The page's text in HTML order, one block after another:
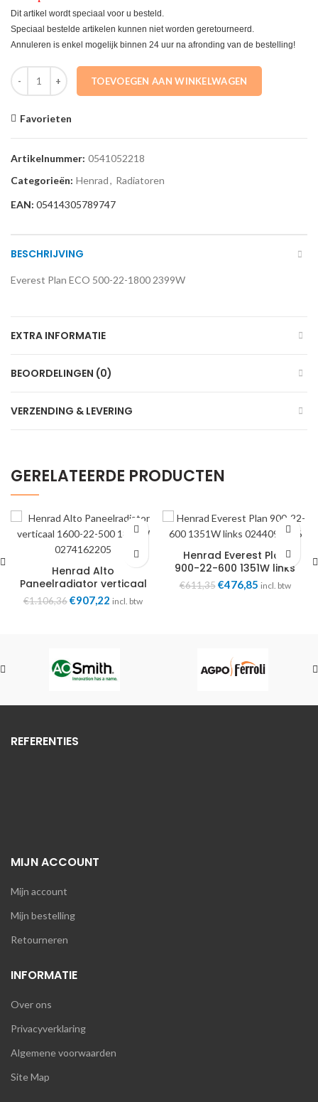
Dit artikel wordt speciaal voor u besteld.
Speciaal bestelde artikelen kunnen niet worden geretourneerd.
Annuleren is enkel mogelijk binnen 24 uur na afronding van de bestelling!
Henrad Everest Plan ECO 500-22-1800 2399W 0541052218 aantal
TOEVOEGEN AAN WINKELWAGEN
Favorieten
Artikelnummer: 0541052218
Categorieën: Henrad, Radiatoren
EAN: 05414305789747
BESCHRIJVING
Everest Plan ECO 500-22-1800 2399W
EXTRA INFORMATIE
BEOORDELINGEN (0)
VERZENDING & LEVERING
GERELATEERDE PRODUCTEN
Henrad Alto
Paneelradiator verticaal
1800-22-600 2376W
0274182206
€1.106,36Oorspronkelijke
€907,22 Huidige
incl. btw
Henrad Everest Plan
900-22-600 1351W links
0244092206
€611,35 Oorspronkelijke
€476,85Huidige
incl. btw
REFERENTIES
MIJN ACCOUNT
Mijn account
Mijn bestelling
Retourneren
INFORMATIE
Over ons
Privacyverklaring
Algemene voorwaarden
Site Map